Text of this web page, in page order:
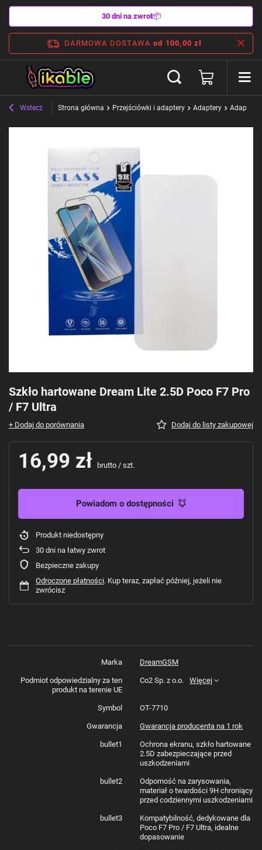
30 dni na zwrot📦
DARMOWA DOSTAWA od 100,00 zł
Wstecz Strona główna Przejściówki i adaptery Adaptery Adaptery
Szkło hartowane Dream Lite 2.5D Poco F7 Pro
/ F7 Ultra
+ Dodaj do porównania Dodaj do listy zakupowej
16,99 zł brutto / szt.
Powiadom o dostępności
Produkt niedostępny
30 dni na łatwy zwrot
Bezpieczne zakupy
Odroczone płatności. Kup teraz, zapłać później, jeżeli nie
zwrócisz
Marka DreamGSM
Podmiot odpowiedzialny za ten
produkt na terenie UE
Co2 Sp. z o.o. Więcej
Symbol OT-7710
Gwarancja Gwarancja producenta na 1 rok
bullet1
Ochrona ekranu, szkło hartowane
2.5D zabezpieczające przed
uszkodzeniami
bullet2
Odporność na zarysowania,
materiał o twardości 9H chroniący
przed codziennymi uszkodzeniami
bullet3
Kompatybilność, dedykowane dla
Poco F7 Pro / F7 Ultra, idealne
dopasowanie